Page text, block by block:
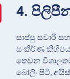
4.
සාප්පු සවාරි
සංකීර්ණ
තෙවන
බෝලිං පිටි,